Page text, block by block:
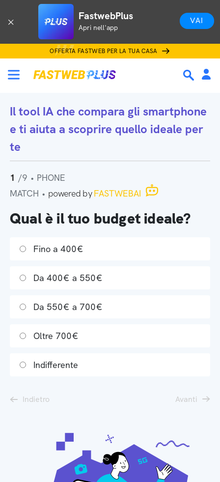
FastwebPlus
Apri nell'app
VAI
OFFERTA FASTWEB PER LA TUA CASA
Il tool IA che compara gli smartphone
e ti aiuta a scoprire quello ideale per
te
1 /9 • PHONE
MATCH • powered byFASTWEBAI
Qual è il tuo budget ideale?
Fino a 400€
Da 400€ a 550€
Da 550€ a 700€
Oltre 700€
Indifferente
Indietro Avanti